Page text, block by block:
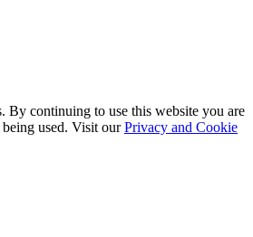
By continuing to use this website you are
used. Visit ourPrivacy and Cookie